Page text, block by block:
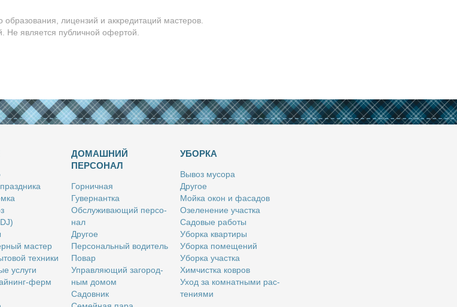
лицензий и аккредитаций мастеров.
Не является публичной офертой.
ма­стер
тех­ни­ки
услу­ги
ферм
ДОМАШНИЙ
ПЕРСОНАЛ
Гор­нич­ная
Гу­вер­нант­ка
Об­слу­жи­ва­ю­щий пер­со­
нал
Дру­гое
Пер­со­наль­ный во­ди­тель
По­вар
Управ­ля­ю­щий за­го­род­
ным до­мом
Са­дов­ник
УБОРКА
Вы­воз му­со­ра
Дру­гое
Мой­ка окон и фа­са­дов
Озе­ле­не­ние участ­ка
Са­до­вые ра­бо­ты
Убор­ка квар­ти­ры
Убор­ка по­ме­ще­ний
Убор­ка участ­ка
Хим­чист­ка ков­ров
Уход за ком­нат­ны­ми рас­
те­ни­я­ми